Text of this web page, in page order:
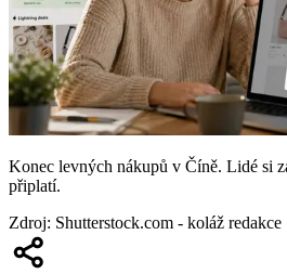
Konec levných nákupů v Číně. Lidé si
připlatí.
Zdroj: Shutterstock.com - koláž redakce